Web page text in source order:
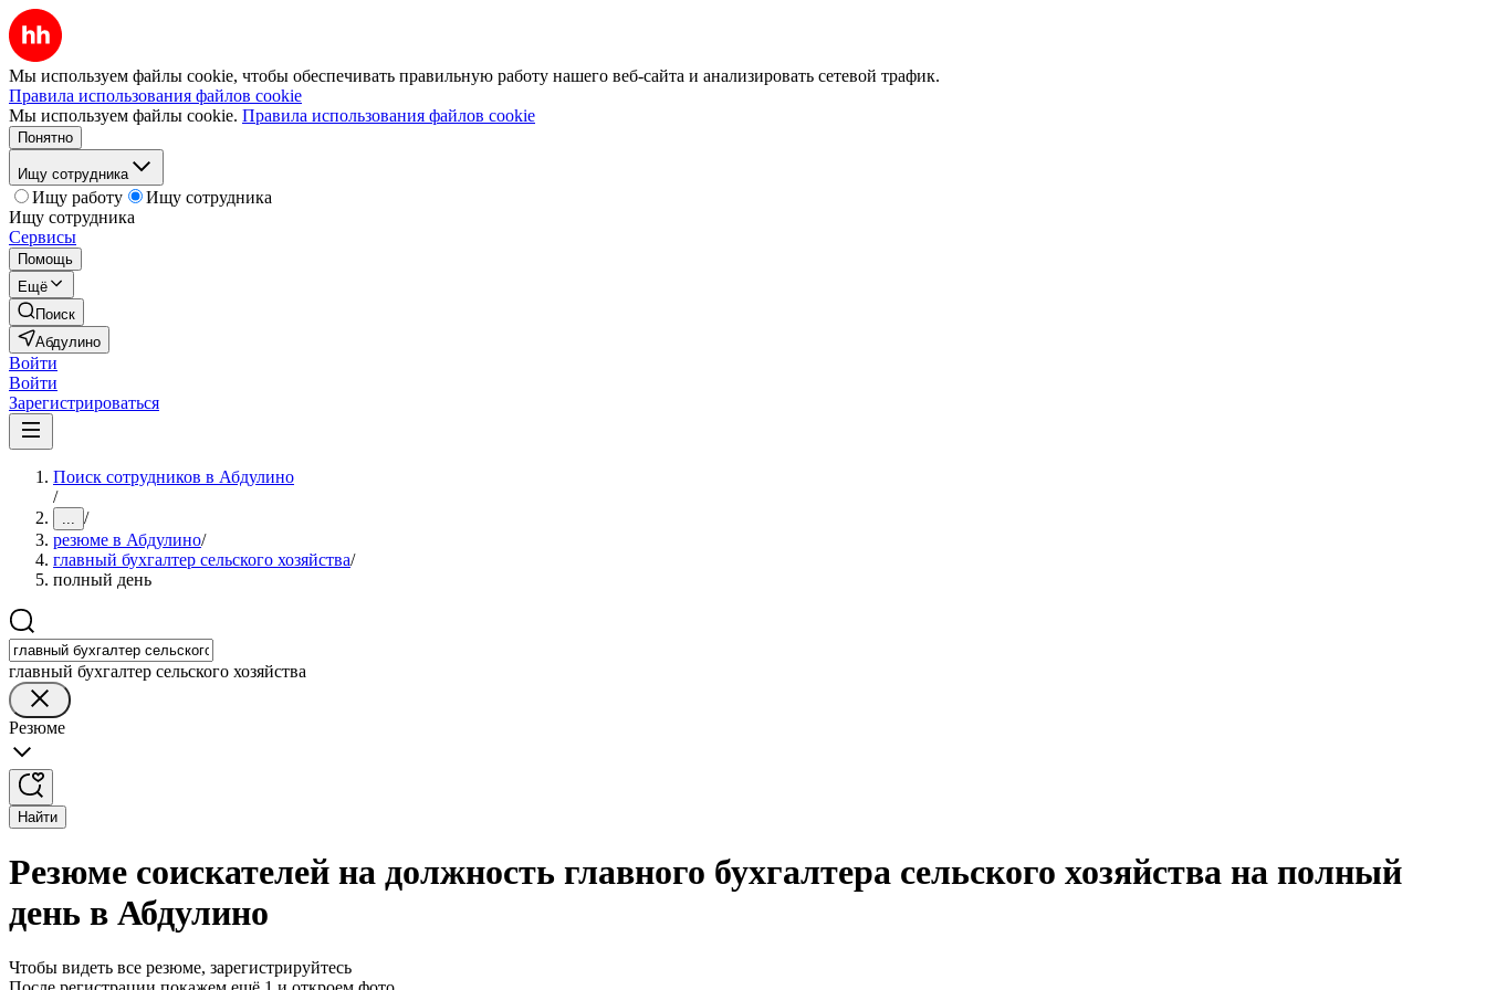
Мы используем файлы cookie, чтобы обеспечивать правильную работу нашего веб-сайта и анализировать сетевой трафик.
Правила использования файлов cookie
Мы используем файлы cookie. Правила использования файлов cookie
Понятно
Ищу сотрудника
Ищу работу
Ищу сотрудника
Ищу сотрудника
Сервисы
Помощь
Ещё
Поиск
Абдулино
Войти
Войти
Зарегистрироваться
Поиск сотрудников в Абдулино
/
... /
резюме в Абдулино/
главный бухгалтер сельского хозяйства/
полный день
главный бухгалтер сельского хозяйства
Резюме
Найти
Резюме соискателей на должность главного бухгалтера сельского хозяйства на полный
день в Абдулино
Чтобы видеть все резюме, зарегистрируйтесь